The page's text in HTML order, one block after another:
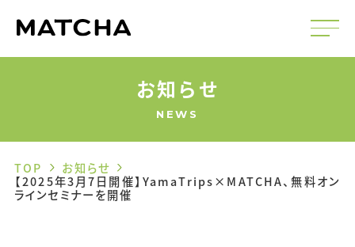
お知らせ
NEWS
TOP
お知らせ
【2025年3月7日開催】YamaTrips×MATCHA、無料オン
ラインセミナーを開催